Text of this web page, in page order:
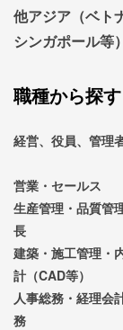
他アジア（ベト
シンガポール等
職種から探す
経営、役員、管理
営業・セールス
生産管理・品質管
長
建築・施工管理・
計（CAD等）
人事総務・経理会
務